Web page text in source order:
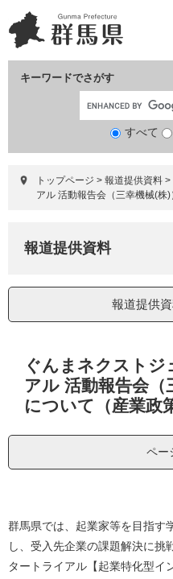
ー
ジ
ニ
ュ
て
キーワードでさがす
すべて
トップページ > 報道提供資料 >
アル 活動報告会（三幸機械(株
報道提供資料
報道提供
ぐんまネクストジ
アル 活動報告会（
について（産業政
ペー
群馬県では、起業家等を目指す
し、受入先企業の課題解決に挑
タートライアル【起業特化型イ